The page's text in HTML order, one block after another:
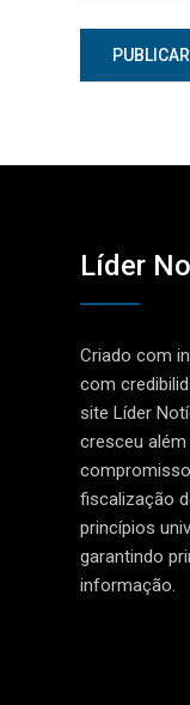
Líder
Criado com
com
site Líder
cresceu
fiscalização
princípios
garantindo
informação.